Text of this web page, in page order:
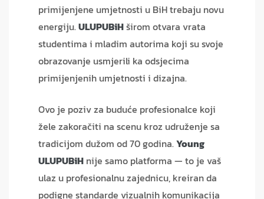
primijenjene umjetnosti u BiH trebaju novu
energiju.ULUPUBiHširom otvara vrata
studentima i mladim autorima koji su svoje
obrazovanje usmjerili ka odsjecima
primijenjenih umjetnosti i dizajna.
Ovo je poziv za buduće profesionalce koji
žele zakoračiti na scenu kroz udruženje sa
tradicijom dužom od 70 godina.Young
ULUPUBiH nije samo platforma — to je vaš
ulaz u profesionalnu zajednicu, kreiran da
podigne standarde vizualnih komunikacija